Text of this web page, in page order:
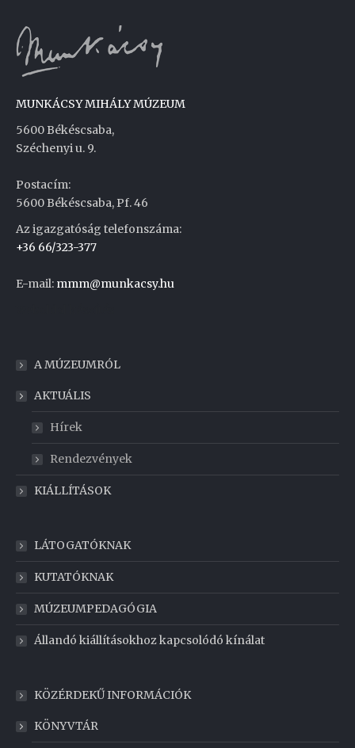
MUNKÁCSY MIHÁLY MÚZEUM
5600 Békéscsaba,
Széchenyi u. 9.
Postacím:
5600 Békéscsaba, Pf. 46
Az igazgatóság telefonszáma:
+36 66/323-377
E-mail: mmm@munkacsy.hu
A MÚZEUMRÓL
AKTUÁLIS
Hírek
Rendezvények
KIÁLLÍTÁSOK
LÁTOGATÓKNAK
KUTATÓKNAK
MÚZEUMPEDAGÓGIA
Állandó kiállításokhoz kapcsolódó kínálat
KÖZÉRDEKŰ INFORMÁCIÓK
KÖNYVTÁR